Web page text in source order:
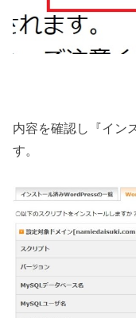
内容を確認し『イン
す。